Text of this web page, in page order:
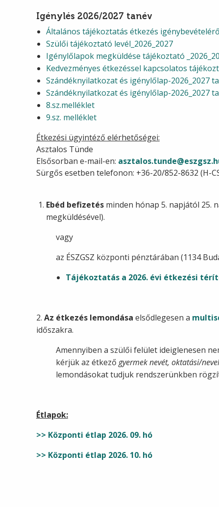
Igénylés 2026/2027 tanév
Általános tájékoztatás étkezés
Szülői tájékoztató levél_2026_2027
Igénylőlapok megküldése tájékoztató
Kedvezményes étkezéssel kapcsolatos
Szándéknyilatkozat és igénylőlap-2026_2027
Szándéknyilatkozat és igénylőlap-2026_2027
8.sz.melléklet
9.sz. melléklet
Étkezési ügyintéző elérhetőségei:
Asztalos Tünde
Elsősorban e-mail-en: asztalos.tunde@
Sürgős esetben telefonon: +36-20/852-8632 (H-
Ebéd befizetésminden hónap 5. napjától 25.
megküldésével).
vagy
az ÉSZGSZ központi pénztárában (1134
Tájékoztatás a 2026. évi étkezési
2. Az étkezés lemondása elsődlegesen a
időszakra.
Amennyiben a szülői felület ideiglenesen
kérjük az étkező gyermek nevét, oktatási/
lemondásokat tudjuk rendszerünkben
Étlapok:
>> Központi étlap 2026. 09. hó
>> Központi étlap 2026. 10. hó